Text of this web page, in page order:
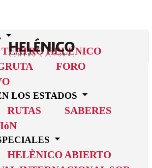
TEATRO HELÉNICO
FORO
LOS ESTADOS
RUTAS
SABERES
HELÈNICO ABIERTO